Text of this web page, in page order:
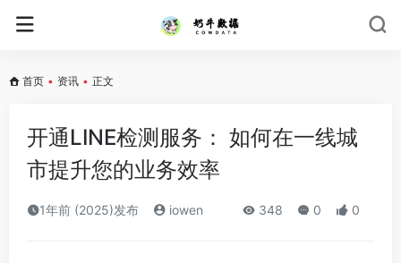
首页 • 资讯 • 正文
开通LINE检测服务： 如何在一线城
市提升您的业务效率
1年前 (2025)发布 iowen 348 0 0